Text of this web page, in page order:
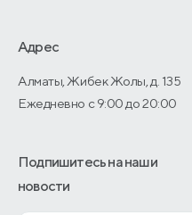
Адрес
Алматы, Жибек Жолы, д. 135
Ежедневно с 9:00 до 20:00
Подпишитесь на наши
новости